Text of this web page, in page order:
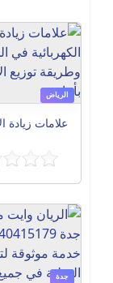
الرياض
جدة